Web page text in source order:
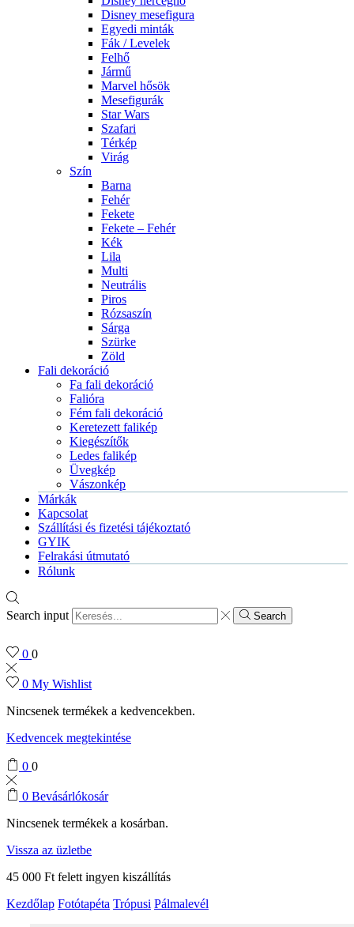
Disney mesefigura
Egyedi minták
Fák / Levelek
Felhő
Jármű
Marvel hősök
Mesefigurák
Star Wars
Szafari
Térkép
Virág
Szín
Barna
Fehér
Fekete
Fekete – Fehér
Kék
Lila
Multi
Neutrális
Piros
Rózsaszín
Sárga
Szürke
Zöld
Fali dekoráció
Fa fali dekoráció
Falióra
Fém fali dekoráció
Keretezett falikép
Kiegészítők
Ledes falikép
Üvegkép
Vászonkép
Márkák
Kapcsolat
Szállítási és fizetési tájékoztató
GYIK
Felrakási útmutató
Rólunk
Search input Search
0 0
0 My Wishlist
Nincsenek termékek a kedvencekben.
Kedvencek megtekintése
0 0
0 Bevásárlókosár
Nincsenek termékek a kosárban.
Vissza az üzletbe
45 000 Ft felett ingyen kiszállítás
Kezdőlap Fotótapéta Trópusi Pálmalevél